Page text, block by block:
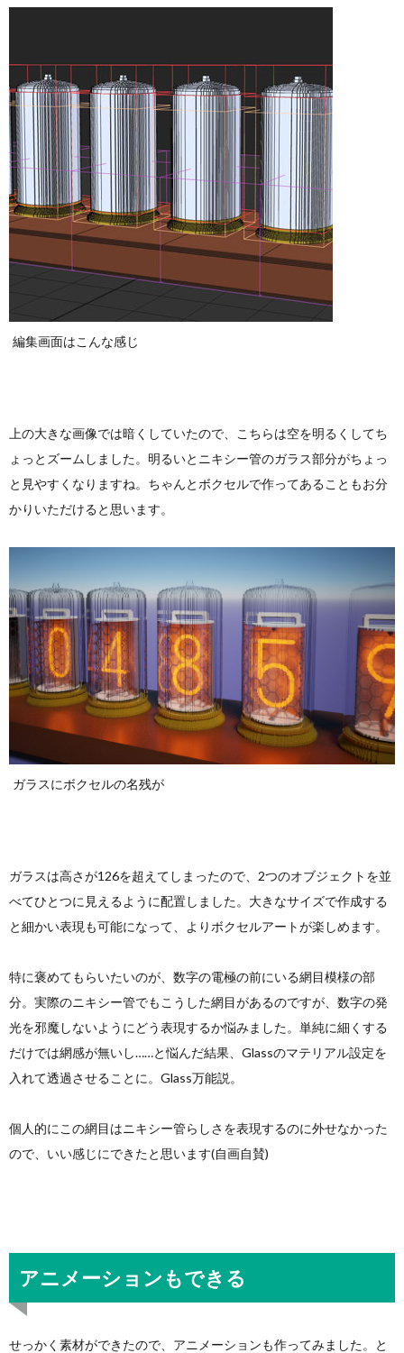
編集画面はこんな感じ
上の大きな画像では暗くしていたので、こちらは空を明るくしてち
ょっとズームしました。明るいとニキシー管のガラス部分がちょっ
と見やすくなりますね。ちゃんとボクセルで作ってあることもお分
かりいただけると思います。
ガラスにボクセルの名残が
ガラスは高さが126を超えてしまったので、2つのオブジェクトを並
べてひとつに見えるように配置しました。大きなサイズで作成する
と細かい表現も可能になって、よりボクセルアートが楽しめます。
特に褒めてもらいたいのが、数字の電極の前にいる網目模様の部
分。実際のニキシー管でもこうした網目があるのですが、数字の発
光を邪魔しないようにどう表現するか悩みました。単純に細くする
だけでは網感が無いし……と悩んだ結果、Glassのマテリアル設定を
入れて透過させることに。Glass万能説。
個人的にこの網目はニキシー管らしさを表現するのに外せなかった
ので、いい感じにできたと思います(自画自賛)
アニメーションもできる
せっかく素材ができたので、アニメーションも作ってみました。と